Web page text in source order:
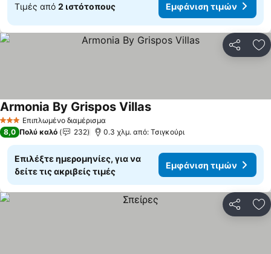
Τιμές από 2 ιστότοπους Εμφάνιση τιμών
3 ΑστέριαΕπιπλωμένο διαμέρισμα
Armonia By Grispos VillasΕμφάνιση τιμών
8,0 Πολύ καλό 232 0.3 χλμ. από: Τσιγκούρι
Επιλέξτε ημερομηνίες, για να
δείτε τις ακριβείς τιμές
Εμφάνιση τιμών